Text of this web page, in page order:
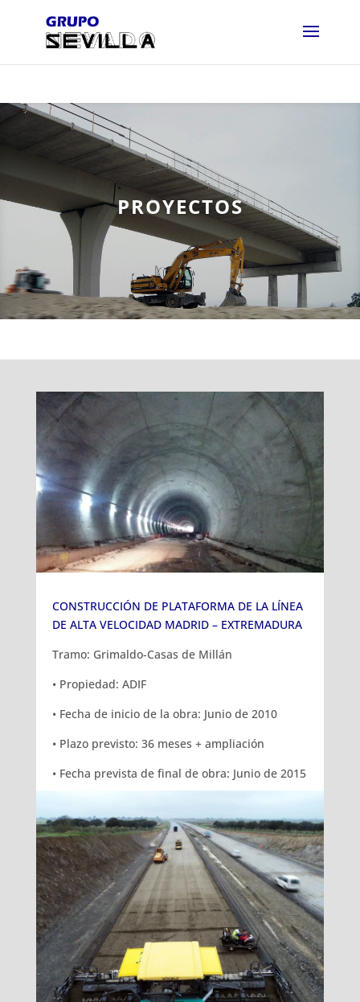
PROYECTOS
CONSTRUCCIÓN DE PLATAFORMA DE LA LÍNEA
DE ALTA VELOCIDAD MADRID – EXTREMADURA
Tramo: Grimaldo-Casas de Millán
• Propiedad: ADIF
• Fecha de inicio de la obra: Junio de 2010
• Plazo previsto: 36 meses + ampliación
• Fecha prevista de final de obra: Junio de 2015